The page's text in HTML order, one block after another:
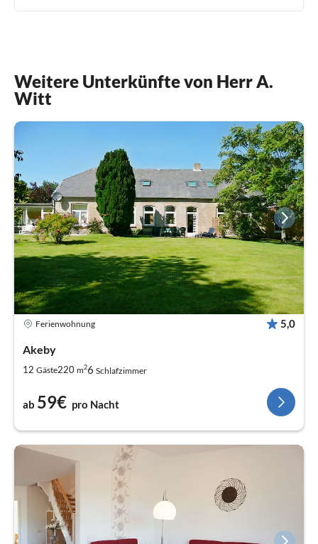
Weitere Unterkünfte von Herr A.
Witt
Ferienwohnung 5,0
Akeby
12 Gäste220 m26 Schlafzimmer
ab 59€ pro Nacht